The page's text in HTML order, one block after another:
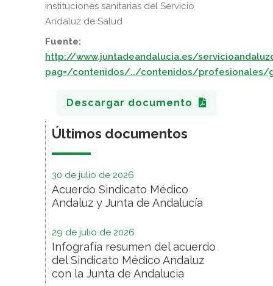
instituciones sanitarias del Servicio
Andaluz de Salud
Fuente:
http://www.juntadeandalucia.es/
pag=/contenidos/../contenidos/profesionales/
Descargar documento
Últimos documentos
30 de julio de 2026
Acuerdo Sindicato Médico
Andaluz y Junta de Andalucía
29 de julio de 2026
Infografía resumen del acuerdo
del Sindicato Médico Andaluz
con la Junta de Andalucia